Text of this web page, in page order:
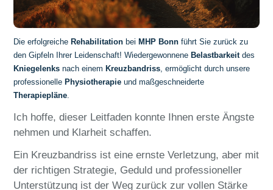
Die erfolgreiche Rehabilitation bei MHP Bonn führt Sie zurück zu
den Gipfeln Ihrer Leidenschaft! Wiedergewonnene Belastbarkeit des
Kniegelenks nach einem Kreuzbandriss , ermöglicht durch unsere
professionelle Physiotherapie und maßgeschneiderte
Therapiepläne
Ich hoffe, dieser Leitfaden konnte Ihnen erste Ängste
nehmen und Klarheit schaffen.
Ein Kreuzbandriss ist eine ernste Verletzung, aber mit
der richtigen Strategie, Geduld und professioneller
Unterstützung ist der Weg zurück zur vollen Stärke